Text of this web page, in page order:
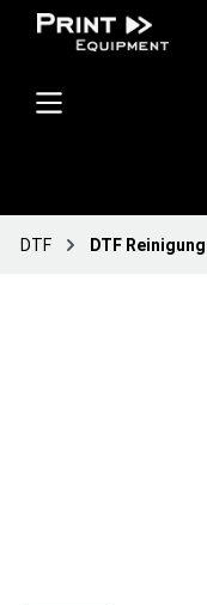
DTF DTF